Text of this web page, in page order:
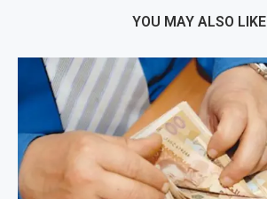
YOU MAY ALSO LIKE